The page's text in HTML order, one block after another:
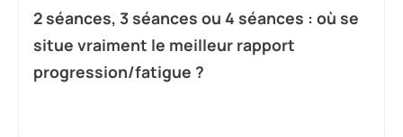
2 séances, 3 séances ou 4 séances : où se
situe vraiment le meilleur rapport
progression/fatigue ?